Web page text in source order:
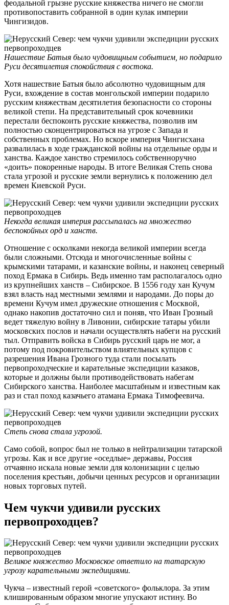
феодальной грызне русские княжества ничего не смогли
противопоставить собранной в один кулак империи
Чингизидов.
Нашествие Батыя было чудовищным событием, но подарило
Руси десятилетия спокойствия с востока.
Хотя нашествие Батыя было абсолютно чудовищным для
Руси, вхождение в состав монгольской империи подарило
русским княжествам десятилетия безопасности со стороны
великой степи. На представительный срок кочевники
перестали беспокоить русские княжества, позволив им
полностью сконцентрироваться на угрозе с Запада и
собственных проблемах. Но вскоре империя Чингисхана
развалилась в ходе гражданской войны на отдельные орды и
ханства. Каждое ханство стремилось собственноручно
«доить» покоренные народы. В итоге Великая Степь снова
стала угрозой и русские земли вернулись к положению дел
времен Киевской Руси.
Некогда великая империя рассыпалась на множество
беспокойных орд и ханств.
Отношение с осколками некогда великой империи всегда
были сложными. Отсюда и многочисленные войны с
крымскими татарами, и казанские войны, и наконец северный
поход Ермака в Сибирь. Ведь именно там располагалось одно
из крупнейших ханств – Сибирское. В 1556 году хан Кучум
взял власть над местными землями и народами. До поры до
времени Кучум имел дружеские отношения с Москвой,
однако накопив достаточно сил и поняв, что Иван Грозный
ведет тяжелую войну в Ливонии, сибирские татары убили
московских послов и начали осуществлять набеги на русский
тыл. Отправить войска в Сибирь русский царь не мог, а
потому под покровительством влиятельных купцов с
разрешения Ивана Грозного туда стали посылать
первопроходческие и карательные экспедиции казаков,
которые и должны были противодействовать набегам
Сибирского ханства. Наиболее масштабным и известным как
раз и стал поход казачьего атамана Ермака Тимофеевича.
Степь снова стала угрозой.
Само собой, вопрос был не только в нейтрализации татарской
угрозы. Как и все другие «оседлые» державы, Россия
отчаянно искала новые земли для колонизации с целью
поселения крестьян, добычи ценных ресурсов и организации
новых торговых путей.
Чем чукчи удивили русских
первопроходцев?
Великое княжество Московское ответило на татарскую
угрозу карательными экспедициями.
Чукча – известный герой «советского» фольклора. За этим
клишированным образом многие упускают истину. Во